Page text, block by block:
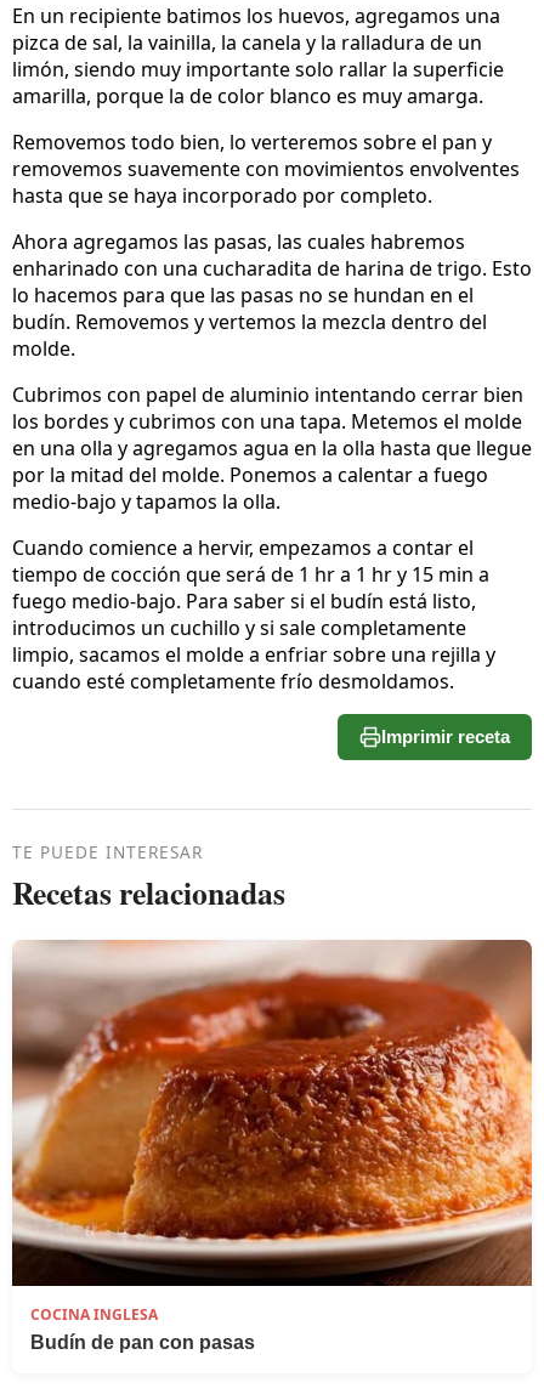
En un recipiente batimos los huevos, agregamos una
pizca de sal, la vainilla, la canela y la ralladura de un
limón, siendo muy importante solo rallar la superficie
amarilla, porque la de color blanco es muy amarga.
Removemos todo bien, lo verteremos sobre el pan y
removemos suavemente con movimientos envolventes
hasta que se haya incorporado por completo.
Ahora agregamos las pasas, las cuales habremos
enharinado con una cucharadita de harina de trigo. Esto
lo hacemos para que las pasas no se hundan en el
budín. Removemos y vertemos la mezcla dentro del
molde.
Cubrimos con papel de aluminio intentando cerrar bien
los bordes y cubrimos con una tapa. Metemos el molde
en una olla y agregamos agua en la olla hasta que llegue
por la mitad del molde. Ponemos a calentar a fuego
medio-bajo y tapamos la olla.
Cuando comience a hervir, empezamos a contar el
tiempo de cocción que será de 1 hr a 1 hr y 15 min a
fuego medio-bajo. Para saber si el budín está listo,
introducimos un cuchillo y si sale completamente
limpio, sacamos el molde a enfriar sobre una rejilla y
cuando esté completamente frío desmoldamos.
Imprimir receta
TE PUEDE INTERESAR
Recetas relacionadas
COCINA INGLESA
Budín de pan con pasas